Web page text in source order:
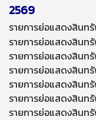
2569
รายการย่อแสดงสินท
รายการย่อแสดงสินท
รายการย่อแสดงสิน
รายการย่อแสดงสินท
รายการย่อแสดงสินท
รายการย่อแสดงสินท
รายการย่อแสดงสินท